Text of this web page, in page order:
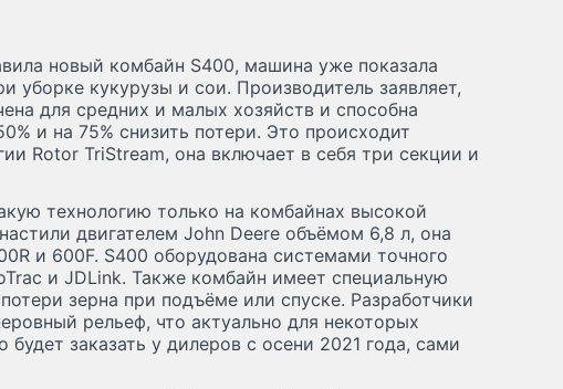
новый комбайн S400, машина уже показала
уборке кукурузы и сои. Производитель заявляет,
для средних и малых хозяйств и способна
и на 75% снизить потери. Это происходит
Rotor TriStream, она включает в себя три секции и
технологию только на комбайнах высокой
двигателем John Deere объёмом 6,8 л, она
и 600F. S400 оборудована системами точного
и JDLink. Также комбайн имеет специальную
зерна при подъёме или спуске. Разработчики
рельеф, что актуально для некоторых
заказать у дилеров с осени 2021 года, сами